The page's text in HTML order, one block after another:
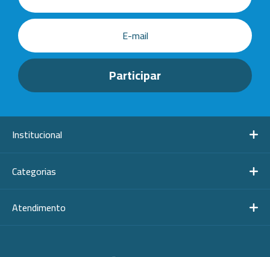
Institucional
Categorias
Atendimento